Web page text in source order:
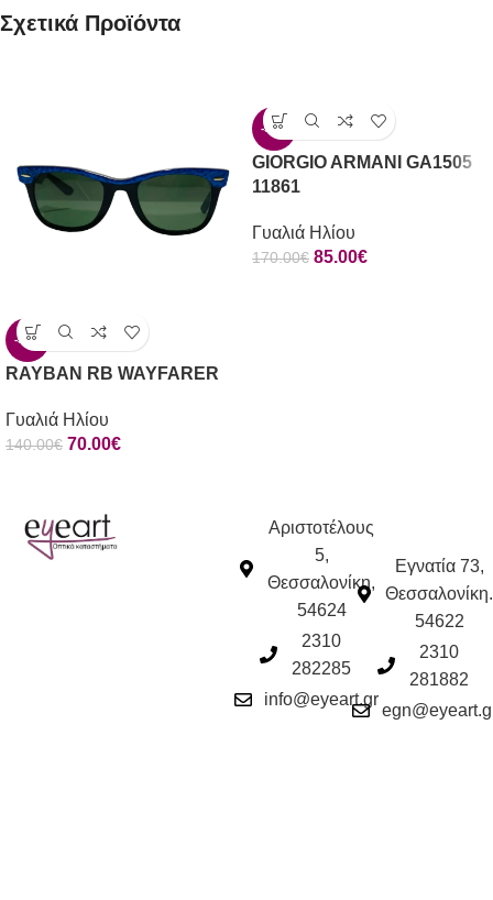
Σχετικά Προϊόντα
-50%
RAYBAN RB WAYFARER
Γυαλιά Ηλίου
140.00€ 70.00€
-50%
GIORGIO ARMANI GA1505
11861
Γυαλιά Ηλίου
170.00€ 85.00€
Αριστοτέλους
5,
Θεσσαλονίκη,
54624
2310
282285
info@eyeart.gr
Εγνατία 73,
Θεσσαλονίκη.
54622
2310
281882